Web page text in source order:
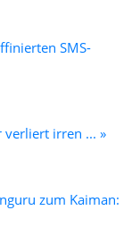
SMS-
verliert irren ... »
zum Kaiman: